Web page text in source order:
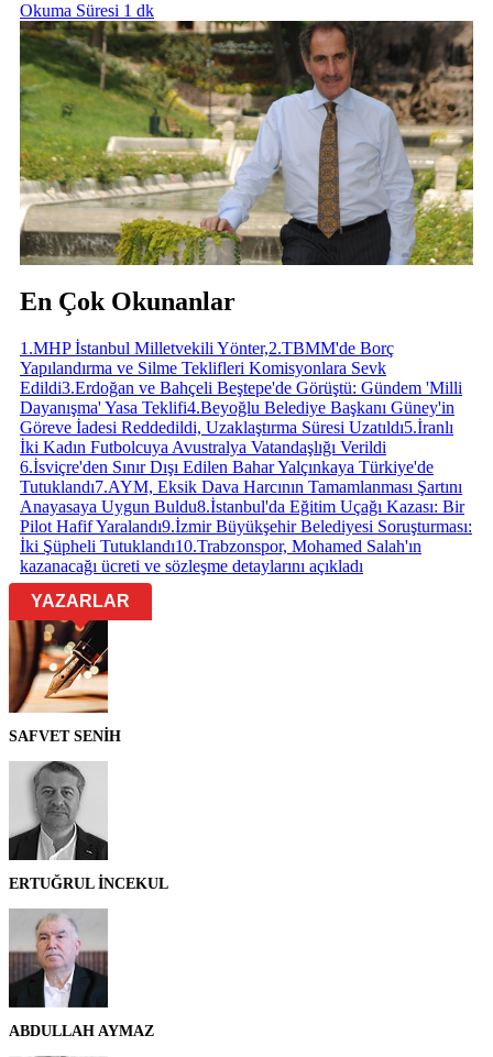
Okuma Süresi 1 dk
En Çok Okunanlar
1 .MHP İstanbul Milletvekili Yönter,2.TBMM'de Borç
Yapılandırma ve Silme Teklifleri Komisyonlara Sevk
Edildi3.Erdoğan ve Bahçeli Beştepe'de Görüştü: Gündem 'Milli
Dayanışma' Yasa Teklifi4.Beyoğlu Belediye Başkanı Güney'in
Göreve İadesi Reddedildi, Uzaklaştırma Süresi Uzatıldı5.İranlı
İki Kadın Futbolcuya Avustralya Vatandaşlığı Verildi
6.İsviçre'den Sınır Dışı Edilen Bahar Yalçınkaya Türkiye'de
Tutuklandı7.AYM, Eksik Dava Harcının Tamamlanması Şartını
Anayasaya Uygun Buldu8.İstanbul'da Eğitim Uçağı Kazası: Bir
Pilot Hafif Yaralandı9.İzmir Büyükşehir Belediyesi Soruşturması:
İki Şüpheli Tutuklandı10.Trabzonspor, Mohamed Salah'ın
kazanacağı ücreti ve sözleşme detaylarını açıkladı
YAZARLAR
SAFVET SENİH
ERTUĞRUL İNCEKUL
ABDULLAH AYMAZ